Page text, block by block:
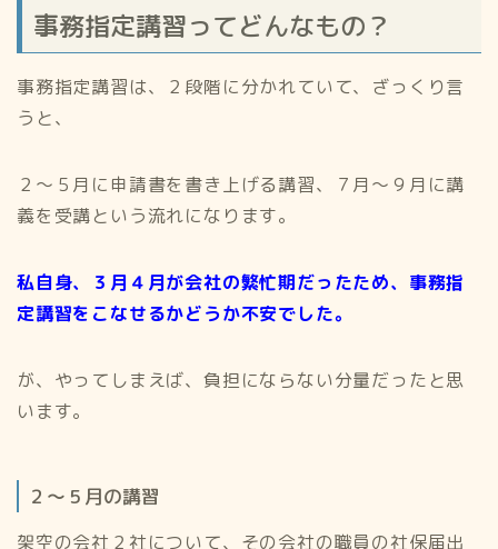
事務指定講習ってどんなもの？
事務指定講習は、２段階に分かれていて、ざっくり言
うと、
２〜５月に申請書を書き上げる講習、７月〜９月に講
義を受講という流れになります。
私自身、３月４月が会社の繁忙期だったため、事務指
定講習をこなせるかどうか不安でした。
が、やってしまえば、負担にならない分量だったと思
います。
２〜５月の講習
架空の会社２社について、その会社の職員の社保届出